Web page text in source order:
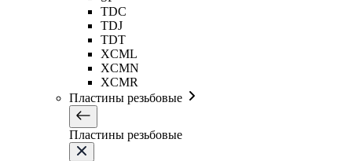
TDC
TDJ
TDT
XCML
XCMN
XCMR
Пластины резьбовые
Пластины резьбовые